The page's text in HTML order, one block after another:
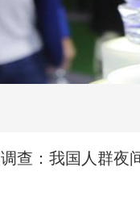
调查：我国人群夜